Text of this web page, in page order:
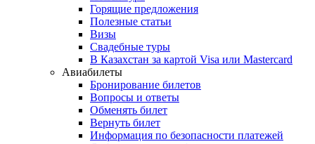
Горящие предложения
Полезные статьи
Визы
Свадебные туры
В Казахстан за картой Visa или Masterсard
Авиабилеты
Бронирование билетов
Вопросы и ответы
Обменять билет
Вернуть билет
Информация по безопасности платежей